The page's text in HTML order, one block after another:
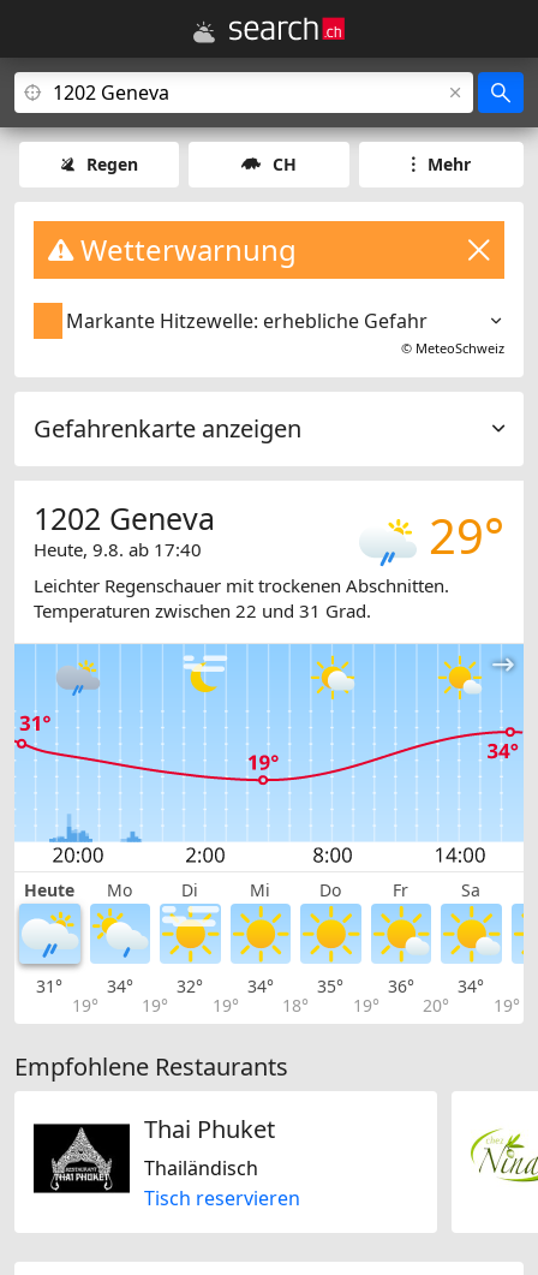
Regen CH Mehr
Wetterwarnung
Markante Hitzewelle: erhebliche Gefahr
© MeteoSchweiz
Gefahrenkarte anzeigen
29°
1202 Geneva
Heute, 9.8. ab 17:40
Leichter Regenschauer mit trockenen Abschnitten.
Temperaturen zwischen 22 und 31 Grad.
Heute Mo Di Mi Do Fr Sa
31°
19°
34°
19°
32°
19°
34°
18°
35°
19°
36°
20°
34°
19°
Empfohlene Restaurants
Thai Phuket
Thailändisch
Tisch reservieren